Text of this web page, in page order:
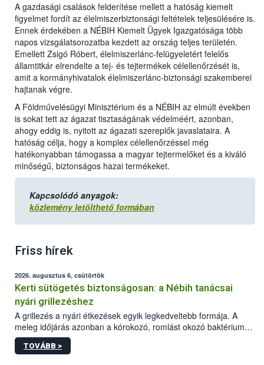
A gazdasági csalások felderítése mellett a hatóság kiemelt
figyelmet fordít az élelmiszerbiztonsági feltételek teljesülésére is.
Ennek érdekében a NÉBIH Kiemelt Ügyek Igazgatósága több
napos vizsgálatsorozatba kezdett az ország teljes területén.
Emellett Zsigó Róbert, élelmiszerlánc-felügyeletért felelős
államtitkár elrendelte a tej- és tejtermékek célellenőrzését is,
amit a kormányhivatalok élelmiszerlánc-biztonsági szakemberei
hajtanak végre.
A Földművelésügyi Minisztérium és a NÉBIH az elmúlt években
is sokat tett az ágazat tisztaságának védelméért, azonban,
ahogy eddig is, nyitott az ágazati szereplők javaslataira. A
hatóság célja, hogy a komplex célellenőrzéssel még
hatékonyabban támogassa a magyar tejtermelőket és a kiváló
minőségű, biztonságos hazai termékeket.
Kapcsolódó anyagok:
közlemény letölthető formában
Friss hírek
2026. augusztus 6, csütörtök
Kerti sütögetés biztonságosan: a Nébih tanácsai
nyári grillezéshez
A grillezés a nyári étkezések egyik legkedveltebb formája. A
meleg időjárás azonban a kórokozó, romlást okozó baktériumok
gyorsabb szaporodásának is kedvez. A szabadtéri sütögetés
ezért nem csupán a megfelelő sütési technikáról szól: legalább
TOVÁBB >